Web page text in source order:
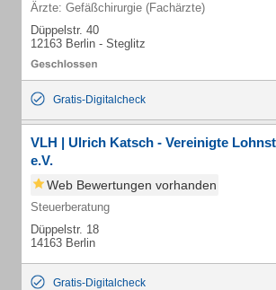
Ärzte: Gefäßchirurgie (Fachärzte)
Düppelstr. 40
12163 Berlin - Steglitz
Gratis-Digitalcheck
VLH | Ulrich Katsch - Vereinigte
e.V.
Web Bewertungen vorhanden
Steuerberatung
Düppelstr. 18
14163 Berlin
Gratis-Digitalcheck